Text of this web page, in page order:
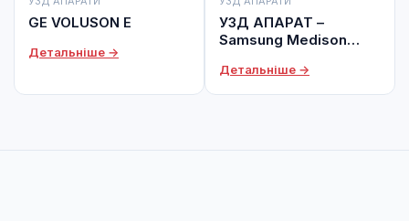
GE VOLUSON E
Детальніше →
УЗД АПАРАТ –
Samsung Medison
Детальніше →